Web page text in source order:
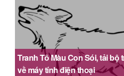
Tranh Tô Màu Con Sói, tải bộ
về máy tính điện thoại